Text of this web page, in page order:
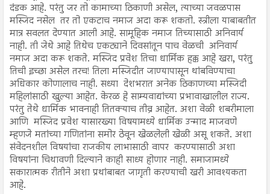
दंडक आहे. परंतु जर तो कामाच्या ठिकाणी असेल, त्याच्या जवळपास
मस्जिद नसेल तर तो एकटाच नमाज अदा करू शकतो. स्त्रीला याबाबतीत
मात्र सवलत देण्यात आली आहे. सामूहिक नमाज तिच्यासाठी अनिवार्य
नाही. ती जेथे आहे तिथेच एकट्याने दिवसांतून पाच वेळची अनिवार्य
नमाज अदा करू शकते. मस्जिद प्रवेश तिचा धार्मिक हक्क आहे खरा, परंतु
तिची इच्छा असेल तरच! तिला मस्जिदीत जाण्यापासून थांबविण्याचा
अधिकार कोणालाच नाही. सध्या देशभरात अनेक ठिकाणच्या मस्जिदी
महिलांसाठी खुल्या आहेत. केरळ हे साम्यवाद्यांच्या प्रभावाखालील राज्य.
परंतु तेथे धार्मिक भावनाही तितक्याच तीव्र आहेत. अशा वेळी शबरीमाला
आणि मस्जिद प्रवेश यासारख्या विषयामध्ये धार्मिक उन्माद माजवणे
म्हणजे मतांच्या गणितांना समोर ठेवून खेळलेली खेळी असू शकते. अशा
संवेदनशील विषयांचा राजकीय लाभासाठी वापर करण्यासाठी अशा
विषयांना चिथावणी दिल्याने काही साध्य होणार नाही. समाजामध्ये
सकारात्मक रीतीने अशा प्रथांबाबत जागृती करण्याची खरी आवश्यकता
आहे.